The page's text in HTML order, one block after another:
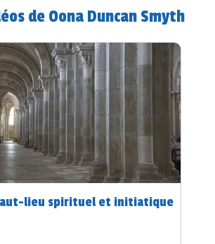
de Oona Duncan Smyth
lieu spirituel et initiatique